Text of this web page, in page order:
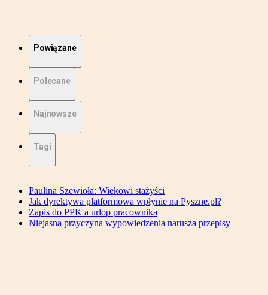
Powiązane
Polecane
Najnowsze
Tagi
Paulina Szewioła: Wiekowi stażyści
Jak dyrektywa platformowa wpłynie na Pyszne.pl?
Zapis do PPK a urlop pracownika
Niejasna przyczyna wypowiedzenia narusza przepisy